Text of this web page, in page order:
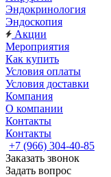
Эндокринология
Эндоскопия
Акции
Мероприятия
Как купить
Условия оплаты
Условия доставки
Компания
О компании
Контакты
Контакты
+7 (966) 304-40-85
Заказать звонок
Задать вопрос